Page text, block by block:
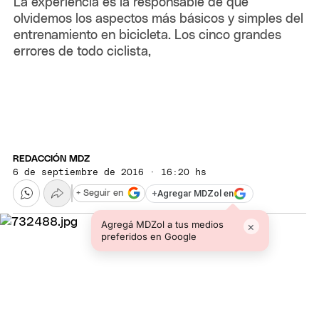
olvidemos los aspectos más básicos y simples del
entrenamiento en bicicleta. Los cinco grandes
errores de todo ciclista,
REDACCIÓN MDZ
6 de septiembre de 2016 · 16:20 hs
+Agregar MDZol en
Agregá MDZol a tus medios
preferidos en Google
×
+ Seguir en